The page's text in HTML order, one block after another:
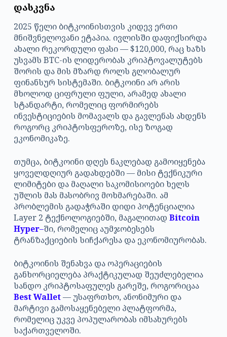
დასკვნა
2025 წელი ბიტკოინისთვის კიდევ ერთი
მნიშვნელოვანი ეტაპია. ივლისში დაფიქსირდა
ახალი რეკორდული ფასი — $120,000, რაც ხაზს
უსვამს BTC-ის ლიდერობას კრიპტოვალუტებს
შორის და მის მზარდ როლს გლობალურ
ფინანსურ სისტემაში. ბიტკოინი არ არის
მხოლოდ ციფრული ფული, არამედ ახალი
სტანდარტი, რომელიც ფორმირებს
ინვესტიციების მომავალს და გავლენას ახდენს
როგორც კრიპტოსფეროზე, ისე ზოგად
ეკონომიკაზე.
თუმცა, ბიტკოინი დღეს ნაკლებად გამოიყენება
ყოველდღიურ გადახდებში — მისი ტექნიკური
ლიმიტები და მაღალი საკომისიოები ხელს
უშლის მას მასობრივ მოხმარებაში. ამ
პრობლემის გადაჭრაში დიდი პოტენციალია
Layer 2 ტექნოლოგიებში, მაგალითად Bitcoin
Hyper–ში, რომელიც აუმჯობესებს
ტრანზაქციების სიჩქარესა და ეკონომიურობას.
ბიტკოინის შენახვა და ოპერაციების
განხორციელება პრაქტიკულად შეუძლებელია
სანდო კრიპტოსაფულეს გარეშე, როგორიცაა
Best Wallet— უსაფრთხო, ანონიმური და
მარტივი გამოსაყენებელი პლატფორმა,
რომელიც უკვე პოპულარობას იმსახურებს
საქართველოში.